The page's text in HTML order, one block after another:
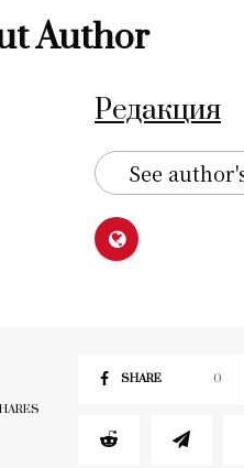
Author
Редакция
See
SHARE 0